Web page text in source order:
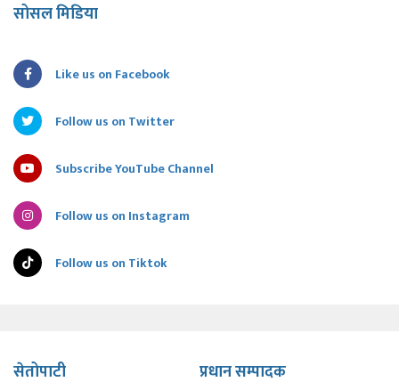
सोसल मिडिया
Like us on Facebook
Follow us on Twitter
Subscribe YouTube Channel
Follow us on Instagram
Follow us on Tiktok
सेतोपाटी प्रधान सम्पादक